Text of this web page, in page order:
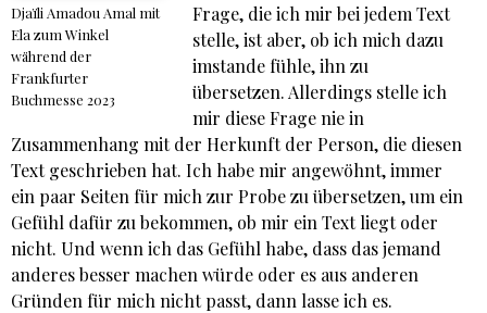
Djaïli Amadou Amal mit
Ela zum Winkel
während der
Frankfurter
Buchmesse 2023
Frage, die ich mir bei jedem Text
stelle, ist aber, ob ich mich dazu
imstande fühle, ihn zu
übersetzen. Allerdings stelle ich
mir diese Frage nie in
Zusammenhang mit der Herkunft der Person, die diesen
Text geschrieben hat. Ich habe mir angewöhnt, immer
ein paar Seiten für mich zur Probe zu übersetzen, um ein
Gefühl dafür zu bekommen, ob mir ein Text liegt oder
nicht. Und wenn ich das Gefühl habe, dass das jemand
anderes besser machen würde oder es aus anderen
Gründen für mich nicht passt, dann lasse ich es.